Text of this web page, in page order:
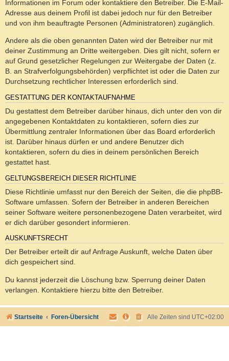
Informationen im Forum oder kontaktiere den Betreiber. Die E-Mail-
Adresse aus deinem Profil ist dabei jedoch nur für den Betreiber
und von ihm beauftragte Personen (Administratoren) zugänglich.
Andere als die oben genannten Daten wird der Betreiber nur mit
deiner Zustimmung an Dritte weitergeben. Dies gilt nicht, sofern er
auf Grund gesetzlicher Regelungen zur Weitergabe der Daten (z.
B. an Strafverfolgungsbehörden) verpflichtet ist oder die Daten zur
Durchsetzung rechtlicher Interessen erforderlich sind.
GESTATTUNG DER KONTAKTAUFNAHME
Du gestattest dem Betreiber darüber hinaus, dich unter den von dir
angegebenen Kontaktdaten zu kontaktieren, sofern dies zur
Übermittlung zentraler Informationen über das Board erforderlich
ist. Darüber hinaus dürfen er und andere Benutzer dich
kontaktieren, sofern du dies in deinem persönlichen Bereich
gestattet hast.
GELTUNGSBEREICH DIESER RICHTLINIE
Diese Richtlinie umfasst nur den Bereich der Seiten, die die phpBB-
Software umfassen. Sofern der Betreiber in anderen Bereichen
seiner Software weitere personenbezogene Daten verarbeitet, wird
er dich darüber gesondert informieren.
AUSKUNFTSRECHT
Der Betreiber erteilt dir auf Anfrage Auskunft, welche Daten über
dich gespeichert sind.
Du kannst jederzeit die Löschung bzw. Sperrung deiner Daten
verlangen. Kontaktiere hierzu bitte den Betreiber.
Startseite Foren-Übersicht Alle Zeiten sind UTC+02:00